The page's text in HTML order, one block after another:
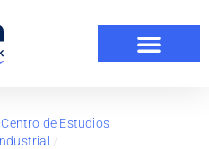
Centro de Estudios
/